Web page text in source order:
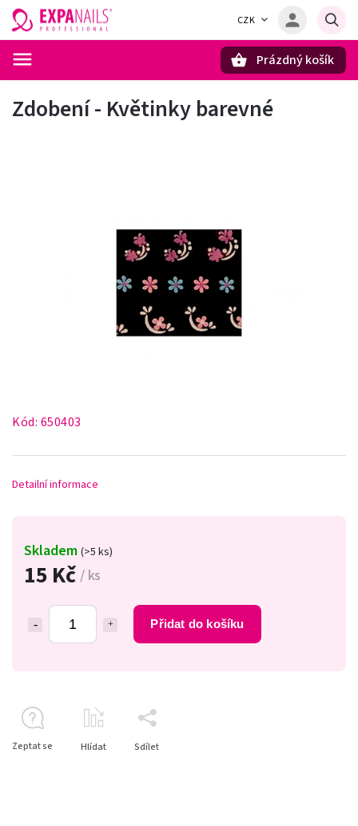
CZK
Prázdný košík
Zdobení - Květinky barevné
Kód: 650403
15 Kč/ ks
Přidat do košíku
Skladem (>5 ks)
Detailní informace
Zeptat se Hlídat Sdílet